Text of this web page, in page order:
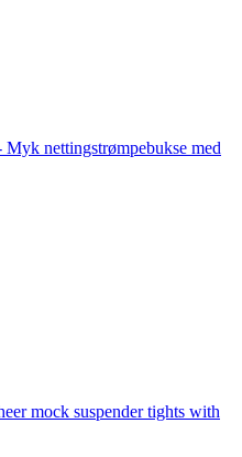
Myk nettingstrømpebukse med
mock suspender tights with